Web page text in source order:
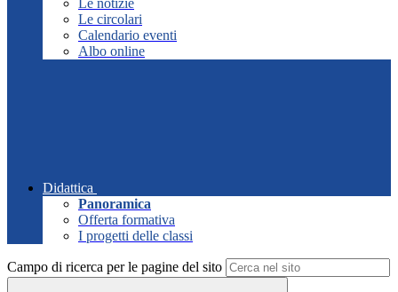
Le notizie
Le circolari
Calendario eventi
Albo online
Didattica
Panoramica
Offerta formativa
I progetti delle classi
Campo di ricerca per le pagine del sito